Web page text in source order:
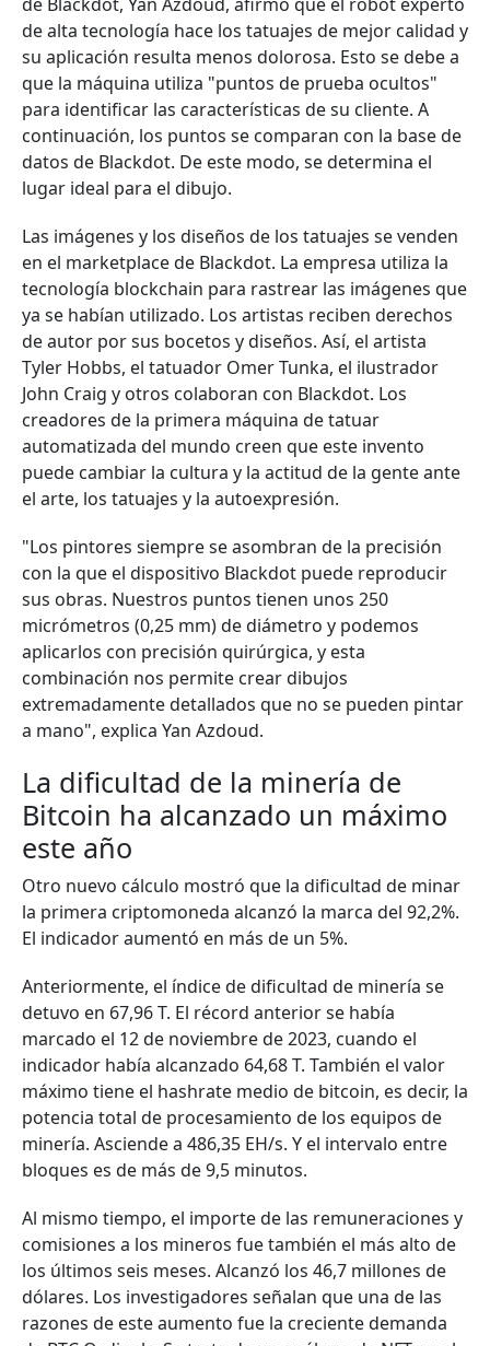
de alta tecnología hace los tatuajes de mejor calidad y
su aplicación resulta menos dolorosa. Esto se debe a
que la máquina utiliza "puntos de prueba ocultos"
para identificar las características de su cliente. A
continuación, los puntos se comparan con la base de
datos de Blackdot. De este modo, se determina el
lugar ideal para el dibujo.
Las imágenes y los diseños de los tatuajes se venden
en el marketplace de Blackdot. La empresa utiliza la
tecnología blockchain para rastrear las imágenes que
ya se habían utilizado. Los artistas reciben derechos
de autor por sus bocetos y diseños. Así, el artista
Tyler Hobbs, el tatuador Omer Tunka, el ilustrador
John Craig y otros colaboran con Blackdot. Los
creadores de la primera máquina de tatuar
automatizada del mundo creen que este invento
puede cambiar la cultura y la actitud de la gente ante
el arte, los tatuajes y la autoexpresión.
"Los pintores siempre se asombran de la precisión
con la que el dispositivo Blackdot puede reproducir
sus obras. Nuestros puntos tienen unos 250
micrómetros (0,25 mm) de diámetro y podemos
aplicarlos con precisión quirúrgica, y esta
combinación nos permite crear dibujos
extremadamente detallados que no se pueden pintar
a mano", explica Yan Azdoud.
La dificultad de la minería de
Bitcoin ha alcanzado un máximo
este año
Otro nuevo cálculo mostró que la dificultad de minar
la primera criptomoneda alcanzó la marca del 92,2%.
El indicador aumentó en más de un 5%.
Anteriormente, el índice de dificultad de minería se
detuvo en 67,96 T. El récord anterior se había
marcado el 12 de noviembre de 2023, cuando el
indicador había alcanzado 64,68 T. También el valor
máximo tiene el hashrate medio de bitcoin, es decir, la
potencia total de procesamiento de los equipos de
minería. Asciende a 486,35 EH/s. Y el intervalo entre
bloques es de más de 9,5 minutos.
Al mismo tiempo, el importe de las remuneraciones y
comisiones a los mineros fue también el más alto de
los últimos seis meses. Alcanzó los 46,7 millones de
dólares. Los investigadores señalan que una de las
razones de este aumento fue la creciente demanda